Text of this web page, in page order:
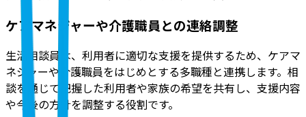
ケアマネジャーや介護職員との連絡調整
生活相談員は、利用者に適切な支援を提供するため、ケアマ
ネジャーや介護職員をはじめとする多職種と連携します。相
談を通じて把握した利用者や家族の希望を共有し、支援内容
や今後の方針を調整する役割です。